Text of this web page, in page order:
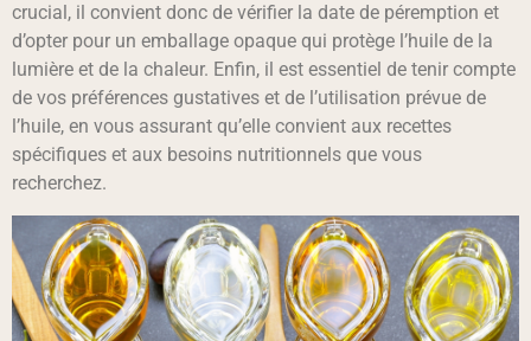
crucial, il convient donc de vérifier la date de péremption et
d’opter pour un emballage opaque qui protège l’huile de la
lumière et de la chaleur. Enfin, il est essentiel de tenir compte
de vos préférences gustatives et de l’utilisation prévue de
l’huile, en vous assurant qu’elle convient aux recettes
spécifiques et aux besoins nutritionnels que vous
recherchez.